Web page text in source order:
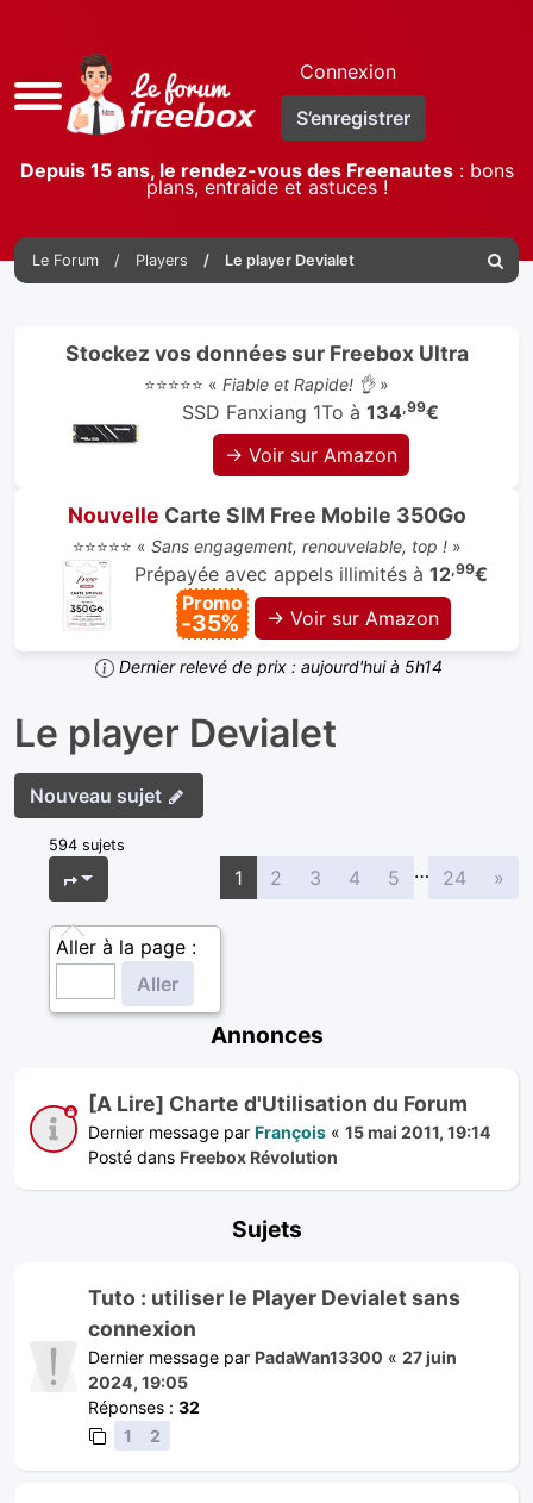
Accès
rapide
Connexion
S’enregistrer
Depuis 15 ans, le rendez-vous des Freenautes: bons
plans, entraide et astuces !
Le Forum Players Le player Devialet
Stockez vos données sur Freebox Ultra
⭐⭐⭐⭐⭐ « Fiable et Rapide! 👌»
SSD Fanxiang 1To à 134,99€
→ Voir sur Amazon
Nouvelle Carte SIM Free Mobile 350Go
⭐⭐⭐⭐⭐ « Sans engagement, renouvelable, top !»
Prépayée avec appels illimités à 12,99€
Promo
-35% → Voir sur Amazon
Dernier relevé de prix : aujourd'hui à 5h14
Le player Devialet
Nouveau sujet
594 sujets
Page
Aller à la page :
1 2 3 4 5 … 24 »
Annonces
[A Lire] Charte d'Utilisation du Forum
Dernier message par François « 15 mai 2011, 19:14
Posté dans Freebox Révolution
Sujets
Tuto : utiliser le Player Devialet sans
connexion
Dernier message par PadaWan13300 « 27 juin
2024, 19:05
Réponses : 32
1
2